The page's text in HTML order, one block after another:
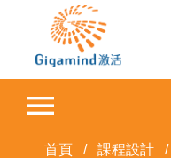
首頁 課程設計